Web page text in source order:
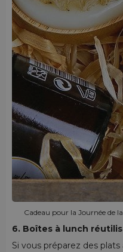
Cadeau pour la Journée de
6. Boîtes à lunch
Si vous préparez des